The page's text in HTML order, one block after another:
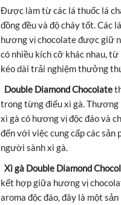
Được làm từ các lá thuốc lá
đồng đều và độ cháy tốt. Các
hương vị chocolate được giữ
có nhiều kích cỡ khác nhau,
kéo dài trải nghiệm thưởng
Double Diamond Chocolate
trong từng điếu xì gà. Thương
xì gà có hương vị độc đáo và
đến với việc cung cấp các sản
người sành xì gà.
Xì gà Double Diamond
kết hợp giữa hương vị
aroma độc đáo, đây là một